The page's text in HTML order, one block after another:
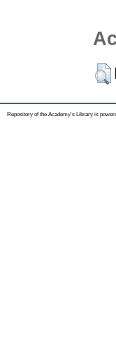
Repository of the Academy's Library is